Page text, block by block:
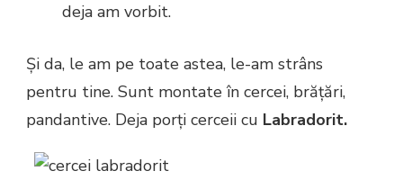
deja am vorbit.
Și da, le am pe toate astea, le-am strâns
pentru tine. Sunt montate în cercei, brățări,
pandantive. Deja porți cerceii cu Labradorit.